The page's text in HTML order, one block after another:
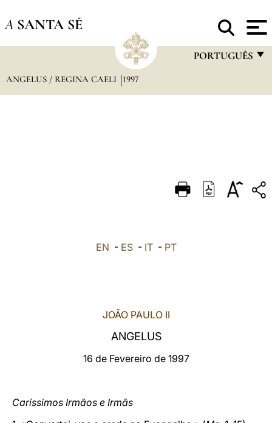
A SANTA SÉ
PORTUGUÊS
DEUTSCH
ANGELUS / REGINA CAELI 1997
EN - ES- IT- PT
JOÃO PAULO II
ANGELUS
16 de Fevereiro de 1997
Caríssimos Irmãos e Irmãs